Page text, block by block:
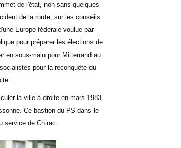
de l'état, non sans quelques
de la route, sur les conseils
Europe fédérale voulue par
pour préparer les élections de
en sous-main pour Mitterrand au
pour la reconquête du
la ville à droite en mars 1983.
Ce bastion du PS dans le
service de Chirac.